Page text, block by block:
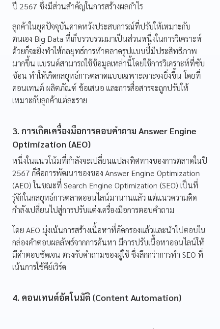
ปี 2567 ซึ่งมีส่วนสำคัญในการสร้างผลกำไร
ลูกค้าในยุคปัจจุบันคาดหวังประสบการณ์ที่ปรับให้เหมาะกับ
ตนเอง Big Data ที่เก็บรวบรวมมาเป็นส่วนหนึ่งในการวิเคราะห์
ด้วยก็จะยิ่งทำให้กลยุทธ์การทำตลาดรูปแบบนี้มีประสิทธิภาพ
มากขึ้น แบรนด์สามารถใช้ข้อมูลเหล่านี้โดยใช้การวิเคราะห์ที่ซับ
ซ้อน ทำให้เกิดกลยุทธ์การตลาดแบบเฉพาะเจาะจงยิ่งขึ้น โดยที่
คอนเทนต์ ผลิตภัณฑ์ ข้อเสนอ และการสื่อสารจะถูกปรับให้
เหมาะกับลูกค้าแต่ละราย
3. การเกิดเครื่องมือการตอบคำถาม Answer Engine
Optimization (AEO)
หนึ่งในแนวโน้มที่กำลังจะเปลี่ยนแปลงทิศทางของการตลาดในปี
2567 ก็คือการพัฒนาของของ Answer Engine Optimization
(AEO) ในขณะที่ Search Engine Optimization (SEO) เป็นที่
รู้จักในกลยุทธ์การตลาดออนไลน์มานานแล้ว แต่แนวความคิด
กำลังเปลี่ยนไปสู่การปรับแต่งเครื่องมือการตอบคำถาม
โดย AEO มุ่งเน้นการสร้างเนื้อหาที่คัดกรองแล้วและนำไปตอบใน
กล่องคำตอบผลลัพธ์จากการค้นหา มีการปรับเนื้อหาออนไลน์ให้
มีคำตอบชัดเจน ตรงกับคำถามของผู้ใช้ ซึ่งลึกกว่าการทำ SEO ที่
เน้นการใช้คีย์เวิร์ด
4. คอนเทนต์อัตโนมัติ (Content Automation)